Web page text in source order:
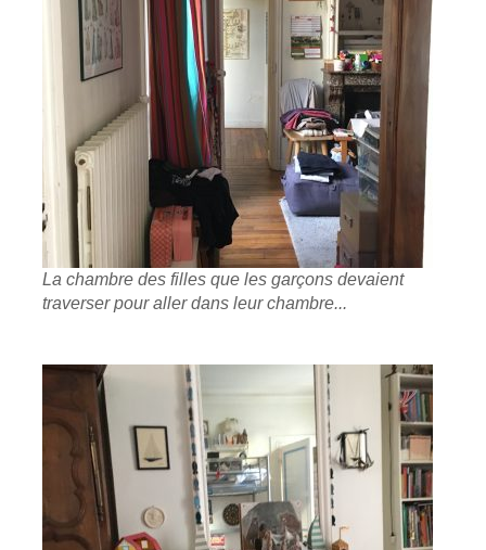
La chambre des filles que les garçons devaient
traverser pour aller dans leur chambre...